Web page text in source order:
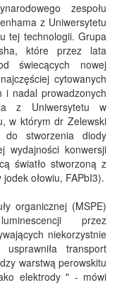
zespołu
z Uniwersytetu
tej technologii. Grupa
które przez lata
świecących nowej
cytowanych
i nadal prowadzonych
z Uniwersytetu w
w którym dr Zelewski
do stworzenia diody
wydajności konwersji
światło stworzoną z
ołowiu, FAPbI3).
organicznej (MSPE)
przez
niekorzystnie
transport
warstwą perowskitu
elektrody " - mówi